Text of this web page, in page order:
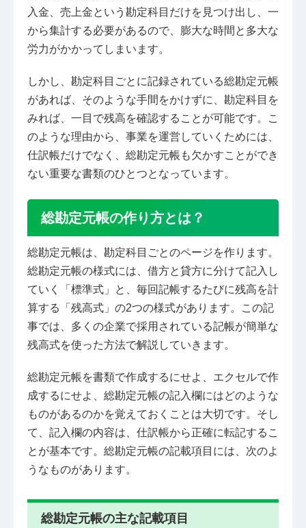
入金、売上金という勘定科目だけを見つけ出し、一
から集計する必要があるので、膨大な時間と多大な
労力がかかってしまいます。
しかし、勘定科目ごとに記録されている総勘定元帳
があれば、そのような手間をかけずに、勘定科目を
みれば、一目で残高を確認することが可能です。こ
のような理由から、事業を運営していくためには、
仕訳帳だけでなく、総勘定元帳も欠かすことができ
ない重要な書類のひとつとなっています。
総勘定元帳の作り方とは？
総勘定元帳は、勘定科目ごとのページを作ります。
総勘定元帳の様式には、借方と貸方に分けて記入し
ていく「標準式」と、毎回記帳するたびに残高を計
算する「残高式」の2つの様式があります。この記
事では、多くの企業で採用されている記帳が簡単な
残高式を使った方法で解説していきます。
総勘定元帳を書類で作成するにせよ、エクセルで作
成するにせよ、総勘定元帳の記入欄にはどのような
ものがあるのかを覚えておくことは大切です。そし
て、記入欄の内容は、仕訳帳から正確に転記するこ
とが基本です。総勘定元帳の記載項目には、次のよ
うなものがあります。
総勘定元帳の主な記載項目